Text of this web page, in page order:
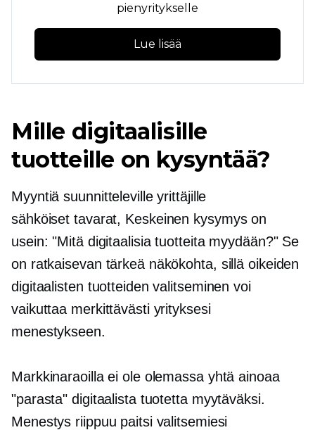
pienyritykselle
Lue lisää
Mille digitaalisille
tuotteille on kysyntää?
Myyntiä suunnitteleville yrittäjille
sähköiset tavarat, Keskeinen kysymys on
usein: "Mitä digitaalisia tuotteita myydään?" Se
on ratkaisevan tärkeä näkökohta, sillä oikeiden
digitaalisten tuotteiden valitseminen voi
vaikuttaa merkittävästi yrityksesi
menestykseen.
Markkinaraoilla ei ole olemassa yhtä ainoaa
"parasta" digitaalista tuotetta myytäväksi.
Menestys riippuu paitsi valitsemiesi